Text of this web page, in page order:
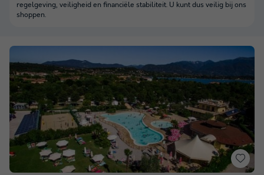
regelgeving, veiligheid en financiële stabiliteit. U kunt dus veilig bij ons
shoppen.